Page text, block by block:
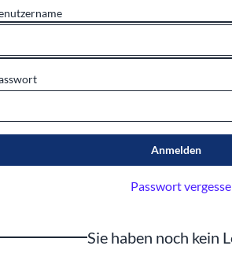
Anmelden
Passwort
Sie haben noch kein